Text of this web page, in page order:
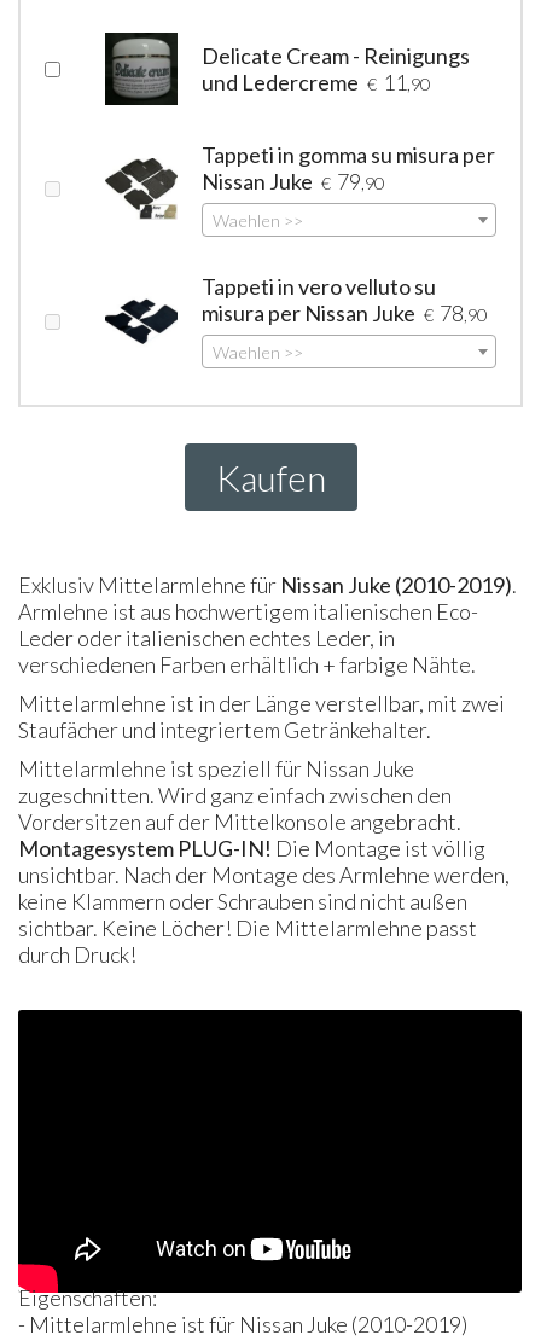
Delicate Cream - Reinigungs
und Ledercreme € 11 ,90
Tappeti in gomma su misura per
Nissan Juke € 79 ,90
Waehlen >>
Tappeti in vero velluto su
misura per Nissan Juke € 78 ,90
Waehlen >>
Kaufen
Exklusiv Mittelarmlehne für Nissan Juke (2010-2019).
Armlehne ist aus hochwertigem italienischen Eco-
Leder oder italienischen echtes Leder, in
verschiedenen Farben erhältlich + farbige Nähte.
Mittelarmlehne ist in der Länge verstellbar, mit zwei
Staufächer und integriertem Getränkehalter.
Mittelarmlehne ist speziell für Nissan Juke
zugeschnitten. Wird ganz einfach zwischen den
Vordersitzen auf der Mittelkonsole angebracht.
Montagesystem PLUG-IN! Die Montage ist völlig
unsichtbar. Nach der Montage des Armlehne werden,
keine Klammern oder Schrauben sind nicht außen
sichtbar. Keine Löcher! Die Mittelarmlehne passt
durch Druck!
Eigenschaften:
- Mittelarmlehne ist für Nissan Juke (2010-2019)